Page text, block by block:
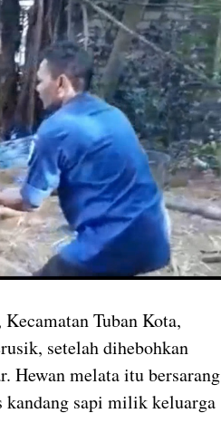
Tuban Kota,
setelah dihebohkan
Hewan melata itu bersarang
sapi milik keluarga